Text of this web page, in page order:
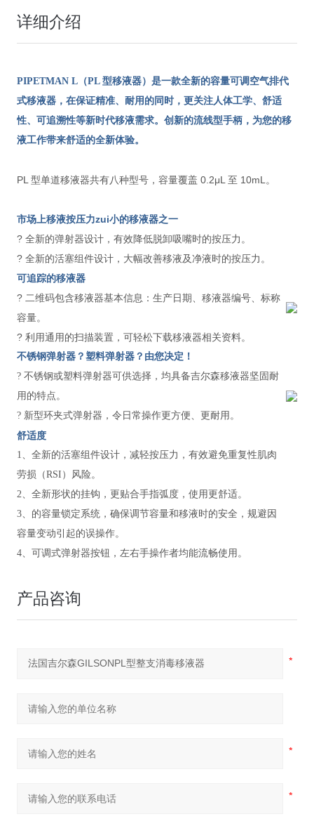
详细介绍
PIPETMAN L（PL 型移液器）是一款全新的容量可调空气排代
式移液器，在保证精准、耐用的同时，更关注人体工学、舒适
性、可追溯性等新时代移液需求。创新的流线型手柄，为您的移
液工作带来舒适的全新体验。
PL 型单道移液器共有八种型号，容量覆盖 0.2μL 至 10mL。
市场上移液按压力zui小的移液器之一
? 全新的弹射器设计，有效降低脱卸吸嘴时的按压力。
? 全新的活塞组件设计，大幅改善移液及净液时的按压力。
可追踪的移液器
? 二维码包含移液器基本信息：生产日期、移液器编号、标称
容量。
? 利用通用的扫描装置，可轻松下载移液器相关资料。
不锈钢弹射器？塑料弹射器？由您决定！
? 不锈钢或塑料弹射器可供选择，均具备吉尔森移液器坚固耐
用的特点。
? 新型环夹式弹射器，令日常操作更方便、更耐用。
舒适度
1、全新的活塞组件设计，减轻按压力，有效避免重复性肌肉
劳损（RSI）风险。
2、全新形状的挂钩，更贴合手指弧度，使用更舒适。
3、的容量锁定系统，确保调节容量和移液时的安全，规避因
容量变动引起的误操作。
4、可调式弹射器按钮，左右手操作者均能流畅使用。
产品咨询